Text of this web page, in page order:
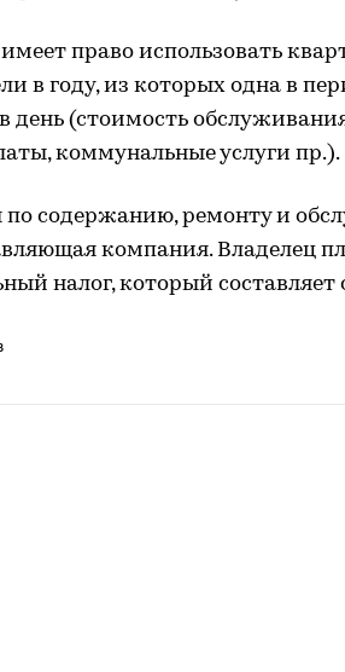
право использовать
в году, из которых одна в
день (стоимость
коммунальные услуги пр.).
по содержанию, ремонту и
компания. Владелец
налог, который составляет